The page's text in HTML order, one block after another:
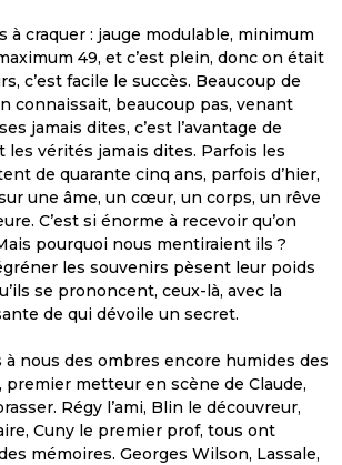
à craquer : jauge modulable, minimum
49, et c’est plein, donc on était
c’est facile le succès. Beaucoup de
connaissait, beaucoup pas, venant
jamais dites, c’est l’avantage de
les vérités jamais dites. Parfois les
de quarante cinq ans, parfois d’hier,
une âme, un cœur, un corps, un rêve
C’est si énorme à recevoir qu’on
pourquoi nous mentiraient ils ?
les souvenirs pèsent leur poids
se prononcent, ceux-là, avec la
de qui dévoile un secret.
à nous des ombres encore humides des
premier metteur en scène de Claude,
Régy l’ami, Blin le découvreur,
Cuny le premier prof, tous ont
mémoires. Georges Wilson, Lassale,